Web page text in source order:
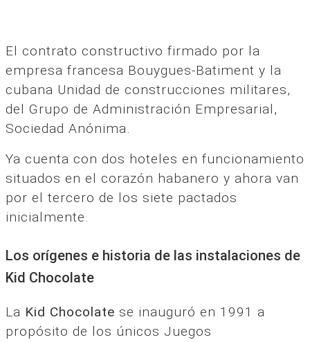
El contrato constructivo firmado por la
empresa francesa Bouygues-Batiment y la
cubana Unidad de construcciones militares,
del Grupo de Administración Empresarial,
Sociedad Anónima.
Ya cuenta con dos hoteles en funcionamiento
situados en el corazón habanero y ahora van
por el tercero de los siete pactados
inicialmente.
Los orígenes e historia de las instalaciones de
Kid Chocolate
La Kid Chocolate se inauguró en 1991 a
propósito de los únicos Juegos